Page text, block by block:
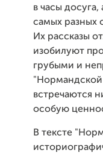
в часы
самых разных
Их рассказы
изобилуют
грубыми и
"Нормандской
встречаются
особую
В тексте